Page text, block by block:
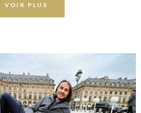
VOIR PLUS